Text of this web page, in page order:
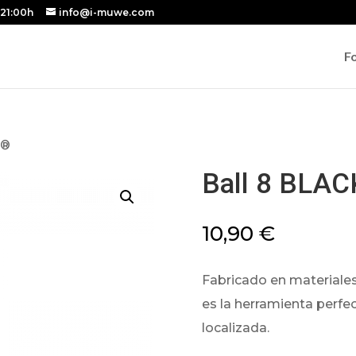
info@i-muwe.com
Ball 8
10,90 €
Fabricado en
es la herramienta
localizada.